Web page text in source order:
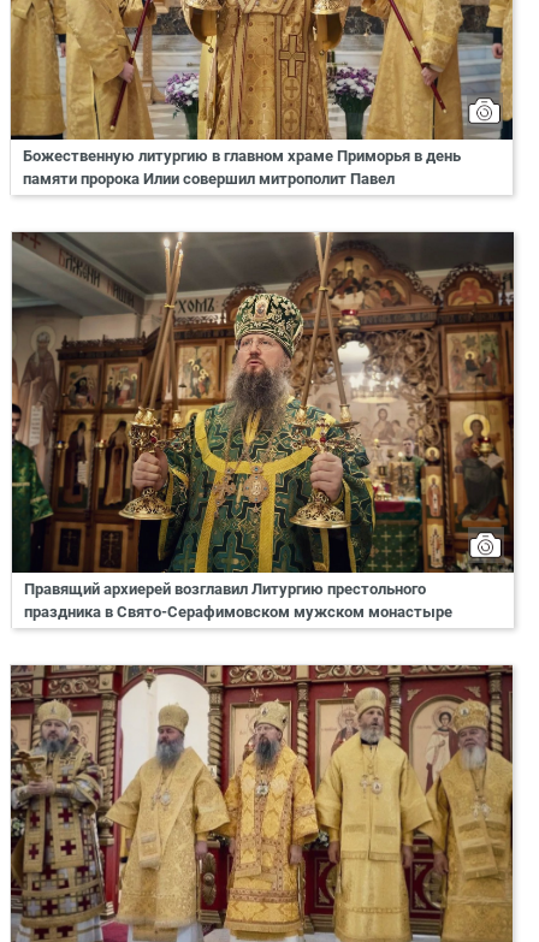
Божественную литургию в главном храме Приморья в день
памяти пророка Илии совершил митрополит Павел
Правящий архиерей возглавил Литургию престольного
праздника в Свято-Серафимовском мужском монастыре